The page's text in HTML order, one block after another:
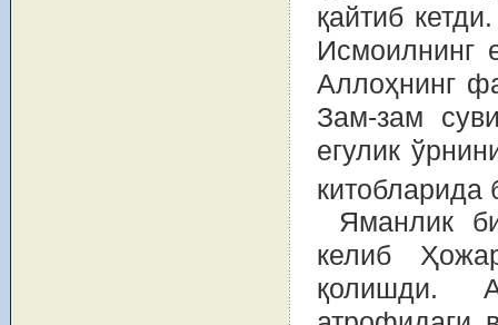
қайтиб
Исмоилнинг
Аллоҳнинг
Зам-зам
егулик
китобларида
Яманлик
келиб
қолишди.